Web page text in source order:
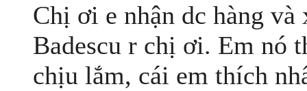
Chị ơi e nhận dc hàng
Badescu r chị ơi. Em nó
chịu lắm, cái em thích